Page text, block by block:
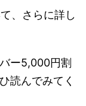
、さらに詳し
ー5,000円割
読んでみてく